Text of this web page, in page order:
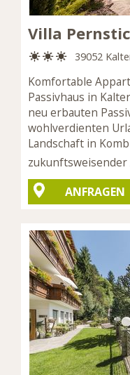
Villa
39052
Komfortable
Passivhaus in
neu erbauten
wohlverdienten
Landschaft in
ANFRAGEN